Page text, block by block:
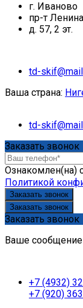
г. Иваново
пр-т
д. 57, 2 эт.
td-
Ваша страна:
td-
Заказать звонок
Ознакомлен(на)
Политикой
Заказать звонок
Заказать звонок
Заказать звонок
Ваше
+7 (4932)
+7 (920)